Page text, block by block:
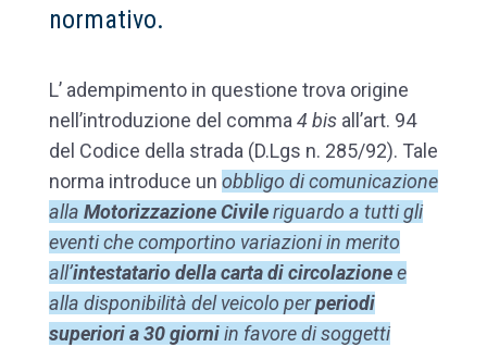
normativo.
L’ adempimento in questione trova origine
nell’introduzione del comma4 bis all’art. 94
del Codice della strada (D.Lgs n. 285/92). Tale
norma introduce un obbligo di comunicazione
alla Motorizzazione Civileriguardo a tutti gli
eventi che comportino variazioni in merito
all’intestatario della carta di circolazionee
alla disponibilità del veicolo perperiodi
superiori a 30 giorniin favore di soggetti